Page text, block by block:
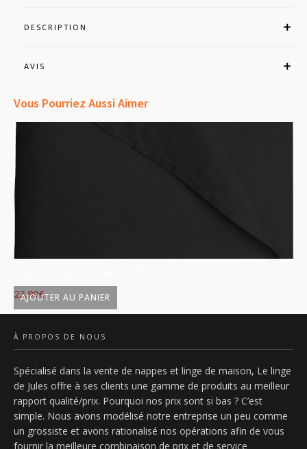
DESCRIPTION
AVIS
Vous Pourriez Aussi Aimer
AJOUTER AU PANIER
23,90€
À PROPOS DE NOUS
Spécialisé dans la vente de nappes et linge de maison, Le linge
de Jules offre à ses clients une gamme de produits au meilleur
rapport qualité/prix. Pourquoi nos prix sont si bas ? C’est
simple. Nous avons modélisé notre entreprise un peu comme
un grossiste et avons rationalisé nos opérations afin de vous
fournir la meilleure combinaison de prix et de service